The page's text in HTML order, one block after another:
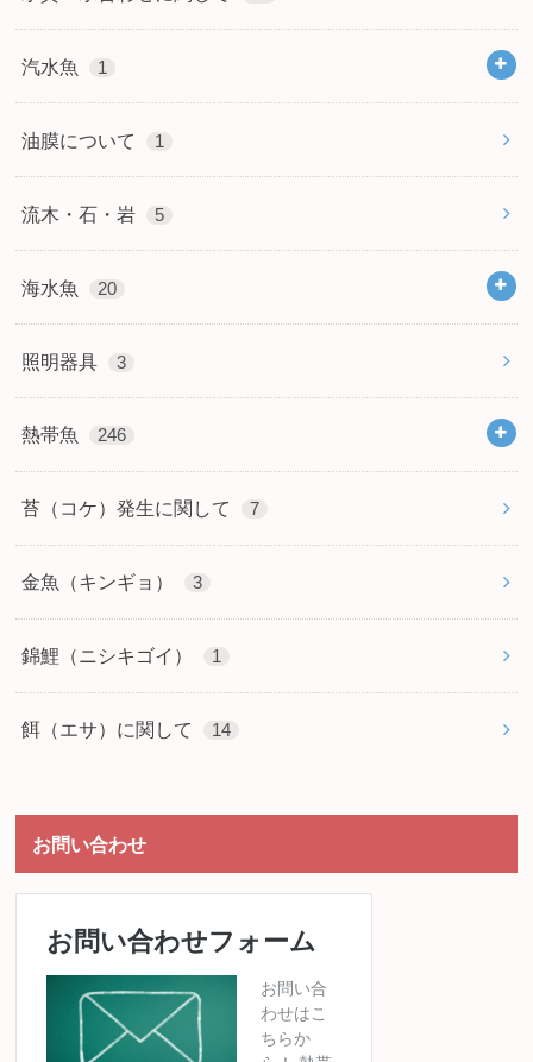
汽水魚 1
油膜について 1
流木・石・岩 5
海水魚 20
照明器具 3
熱帯魚 246
苔（コケ）発生に関して 7
金魚（キンギョ） 3
錦鯉（ニシキゴイ） 1
餌（エサ）に関して 14
お問い合わせ